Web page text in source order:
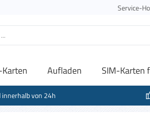
Service-
Aufladen SIM-Karten
innerhalb von 24h